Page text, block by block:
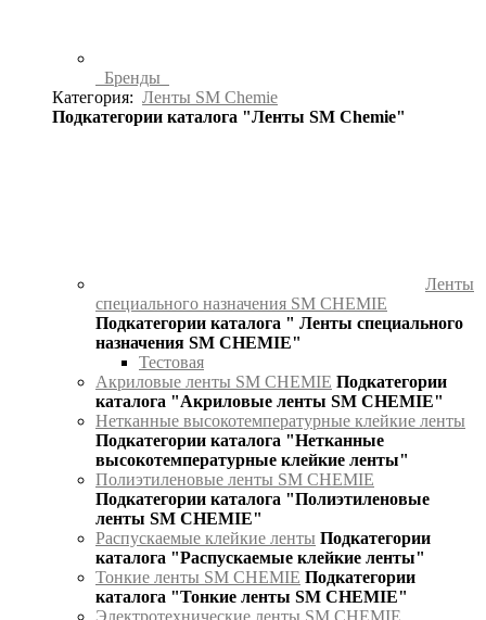
Бренды
Категория: Ленты SM Chemie
Подкатегории каталога "Ленты SM Chemie"
Ленты
специального назначения SM CHEMIE
Подкатегории каталога " Ленты специального
назначения SM CHEMIE"
Тестовая
Акриловые ленты SM CHEMIE Подкатегории
каталога "Акриловые ленты SM CHEMIE"
Нетканные высокотемпературные клейкие ленты
Подкатегории каталога "Нетканные
высокотемпературные клейкие ленты"
Полиэтиленовые ленты SM CHEMIE
Подкатегории каталога "Полиэтиленовые
ленты SM CHEMIE"
Распускаемые клейкие ленты Подкатегории
каталога "Распускаемые клейкие ленты"
Тонкие ленты SM CHEMIE Подкатегории
каталога "Тонкие ленты SM CHEMIE"
Электротехнические ленты SM CHEMIE